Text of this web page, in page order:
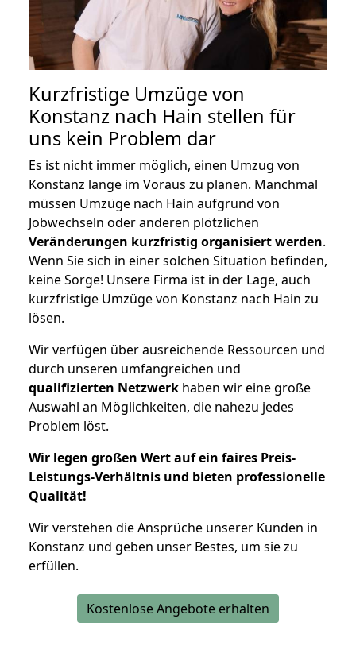
Kurzfristige Umzüge von
Konstanz nach Hain stellen für
uns kein Problem dar
Es ist nicht immer möglich, einen Umzug von
Konstanz lange im Voraus zu planen. Manchmal
müssen Umzüge nach Hain aufgrund von
Jobwechseln oder anderen plötzlichen
Veränderungen kurzfristig organisiert werden.
Wenn Sie sich in einer solchen Situation befinden,
keine Sorge! Unsere Firma ist in der Lage, auch
kurzfristige Umzüge von Konstanz nach Hain zu
lösen.
Wir verfügen über ausreichende Ressourcen und
durch unseren umfangreichen und
qualifizierten Netzwerk haben wir eine große
Auswahl an Möglichkeiten, die nahezu jedes
Problem löst.
Wir legen großen Wert auf ein faires Preis-
Leistungs-Verhältnis und bieten professionelle
Qualität!
Wir verstehen die Ansprüche unserer Kunden in
Konstanz und geben unser Bestes, um sie zu
erfüllen.
Kostenlose Angebote erhalten